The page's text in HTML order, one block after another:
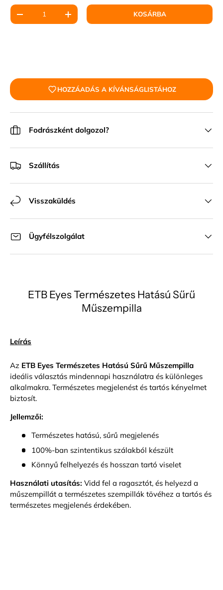
Mennyiség
KOSÁRBA
HOZZÁADÁS A KÍVÁNSÁGLISTÁHOZ
Fodrászként dolgozol?
Szállítás
Visszaküldés
Ügyfélszolgálat
ETB Eyes Természetes Hatású Sűrű
Műszempilla
Leírás
Az ETB Eyes Természetes Hatású Sűrű Műszempilla
ideális választás mindennapi használatra és különleges
alkalmakra. Természetes megjelenést és tartós kényelmet
biztosít.
Jellemzői:
Természetes hatású, sűrű megjelenés
100%-ban szintentikus szálakból készült
Könnyű felhelyezés és hosszan tartó viselet
Használati utasítás: Vidd fel a ragasztót, és helyezd a
műszempillát a természetes szempillák tövéhez a tartós és
természetes megjelenés érdekében.